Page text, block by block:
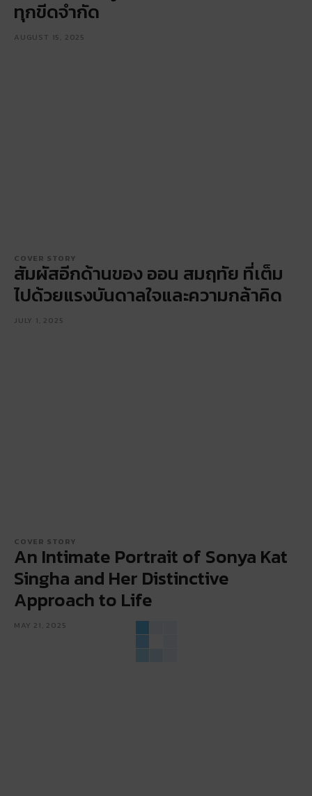
ทุกขีดจำกัด
AUGUST 15, 2025
COVER STORY
สัมผัสอีกด้านของ ออน สมฤทัย ที่เต็ม
ไปด้วยแรงบันดาลใจและความกล้าคิด
JULY 1, 2025
COVER STORY
An Intimate Portrait of Sonya Kat
Singha and Her Distinctive
Approach to Life
MAY 21, 2025